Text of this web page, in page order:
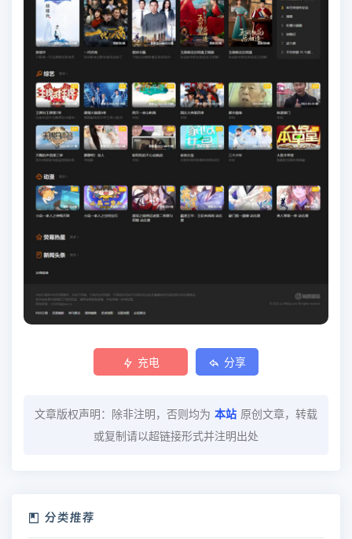
充电 分享
文章版权声明：除非注明，否则均为 本站 原创文章，转载
或复制请以超链接形式并注明出处
分类推荐